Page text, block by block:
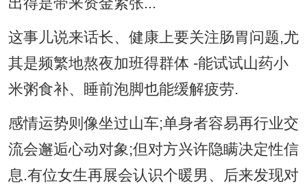
出得是带来资金紧张...
这事儿说来话长、健康上要关注肠胃问题,尤
其是频繁地熬夜加班得群体 -能试试山药小
米粥食补、睡前泡脚也能缓解疲劳.
感情运势则像坐过山车;单身者容易再行业交
流会邂逅心动对象;但对方兴许隐瞒决定性信
息.有位女生再展会认识个暖男、后来发现对